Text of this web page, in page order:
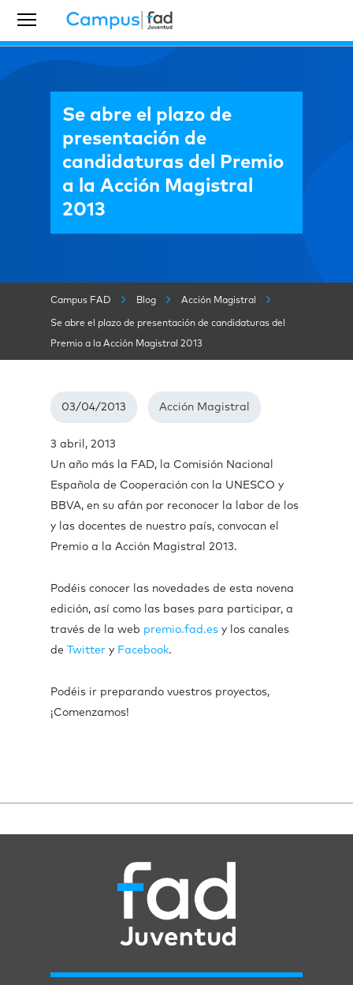
Se abre el plazo de
presentación de
candidaturas del Premio
a la Acción Magistral
2013
Campus FAD Blog Acción Magistral
Se abre el plazo de presentación de candidaturas del
Premio a la Acción Magistral 2013
03/04/2013 Acción Magistral
3 abril, 2013
Un año más la FAD, la Comisión Nacional
Española de Cooperación con la UNESCO y
BBVA, en su afán por reconocer la labor de los
y las docentes de nuestro país, convocan el
Premio a la Acción Magistral 2013.
Podéis conocer las novedades de esta novena
edición, así como las bases para participar, a
través de la web premio.fad.es y los canales
de
Twitter y Facebook.
Podéis ir preparando vuestros proyectos,
¡Comenzamos!